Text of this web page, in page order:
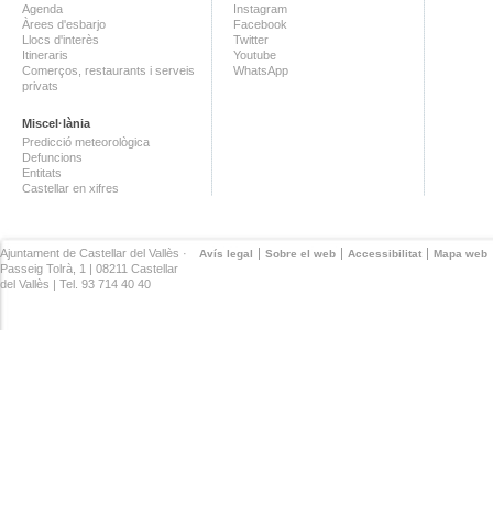
Agenda
Àrees d'esbarjo
Llocs d'interès
Itineraris
Comerços, restaurants i serveis
privats
Miscel·lània
Predicció meteorològica
Defuncions
Entitats
Castellar en xifres
Instagram
Facebook
Twitter
Youtube
WhatsApp
Avís legal Sobre el web Accessibilitat Mapa web
Ajuntament de Castellar del Vallès ·
Passeig Tolrà, 1 | 08211 Castellar
del Vallès | Tel. 93 714 40 40